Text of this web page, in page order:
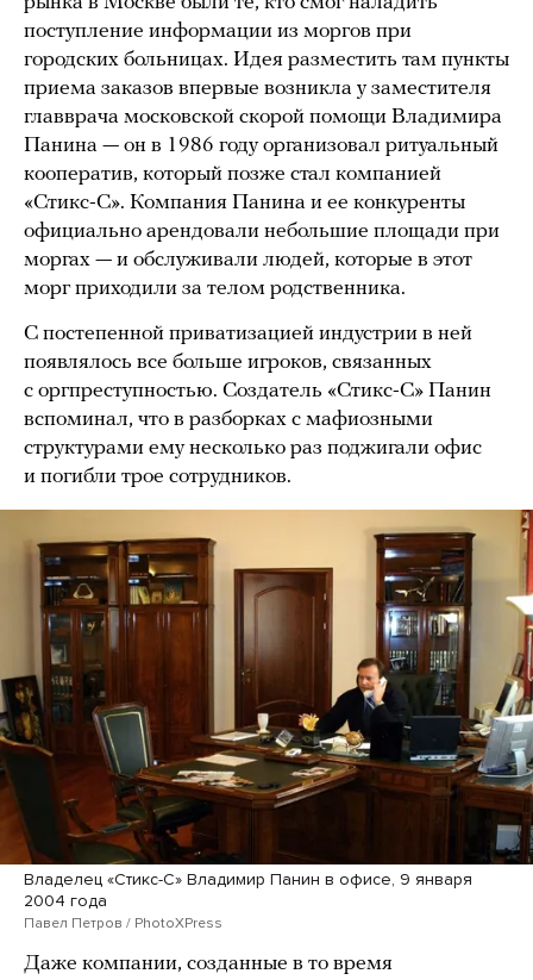
поступление информации из моргов при
городских больницах. Идея разместить там пункты
приема заказов впервые возникла у заместителя
главврача московской скорой помощи Владимира
Панина — он в 1986 году организовал ритуальный
кооператив, который позже стал компанией
«Стикс-С». Компания Панина и ее конкуренты
официально арендовали небольшие площади при
моргах — и обслуживали людей, которые в этот
морг приходили за телом родственника.
С постепенной приватизацией индустрии в ней
появлялось все больше игроков, связанных
с оргпреступностью. Создатель «Стикс-С» Панин
вспоминал, что в разборках с мафиозными
структурами ему несколько раз поджигали офис
и погибли трое сотрудников.
Владелец «Стикс-С» Владимир Панин в офисе, 9 января
2004 года
Павел Петров / PhotoXPress
Даже компании, созданные в то время